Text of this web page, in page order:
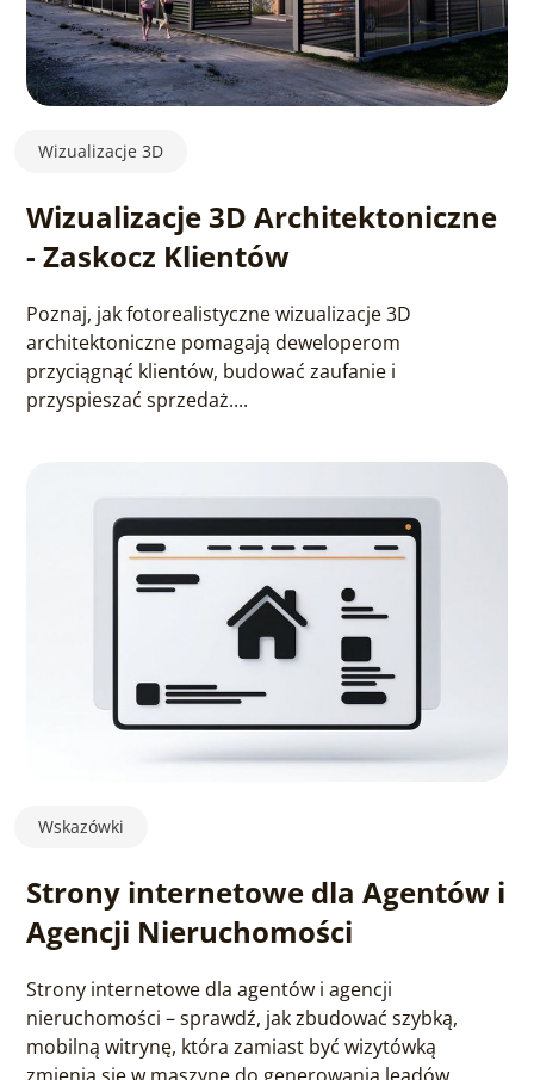
Wizualizacje 3D
Wizualizacje 3D Architektoniczne
- Zaskocz Klientów
Poznaj, jak fotorealistyczne wizualizacje 3D
architektoniczne pomagają deweloperom
przyciągnąć klientów, budować zaufanie i
przyspieszać sprzedaż....
Wskazówki
Strony internetowe dla Agentów i
Agencji Nieruchomości
Strony internetowe dla agentów i agencji
nieruchomości – sprawdź, jak zbudować szybką,
mobilną witrynę, która zamiast być wizytówką